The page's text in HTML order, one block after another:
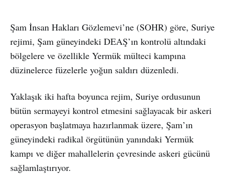
Şam İnsan Hakları Gözlemevi’ne (SOHR) göre, Suriye
rejimi, Şam güneyindeki DEAŞ’ın kontrolü altındaki
bölgelere ve özellikle Yermük mülteci kampına
düzinelerce füzelerle yoğun saldırı düzenledi.
Yaklaşık iki hafta boyunca rejim, Suriye ordusunun
bütün sermayeyi kontrol etmesini sağlayacak bir askeri
operasyon başlatmaya hazırlanmak üzere, Şam’ın
güneyindeki radikal örgütünün yanındaki Yermük
kampı ve diğer mahallelerin çevresinde askeri gücünü
sağlamlaştırıyor.